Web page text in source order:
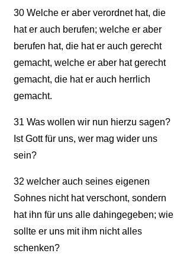
30Welche er aber verordnet hat, die
hat er auch berufen; welche er aber
berufen hat, die hat er auch gerecht
gemacht, welche er aber hat gerecht
gemacht, die hat er auch herrlich
gemacht.
31 Was wollen wir nun hierzu sagen?
Ist Gott für uns, wer mag wider uns
sein?
32 welcher auch seines eigenen
Sohnes nicht hat verschont, sondern
hat ihn für uns alle dahingegeben; wie
sollte er uns mit ihm nicht alles
schenken?